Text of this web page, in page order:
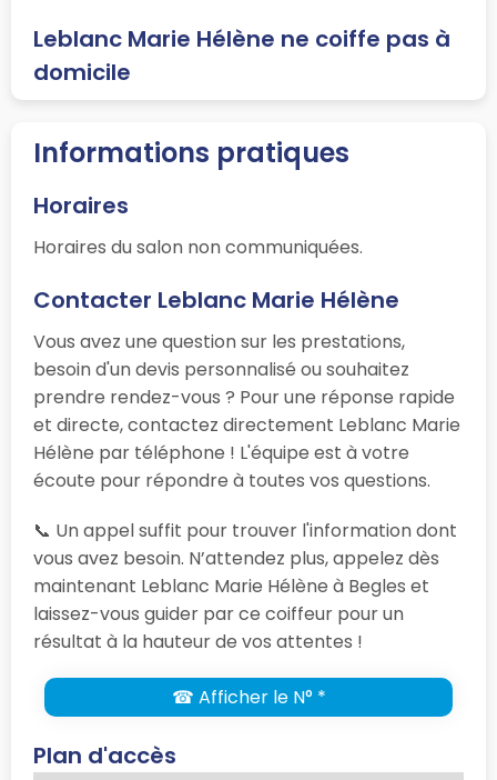
Leblanc Marie Hélène ne coiffe pas à
domicile
Informations pratiques
Horaires
Horaires du salon non communiquées.
Contacter Leblanc Marie Hélène
Vous avez une question sur les prestations,
besoin d'un devis personnalisé ou souhaitez
prendre rendez-vous ? Pour une réponse rapide
et directe, contactez directement Leblanc Marie
Hélène par téléphone ! L'équipe est à votre
écoute pour répondre à toutes vos questions.
📞 Un appel suffit pour trouver l'information dont
vous avez besoin. N’attendez plus, appelez dès
maintenant Leblanc Marie Hélène à Begles et
laissez-vous guider par ce coiffeur pour un
résultat à la hauteur de vos attentes !
☎ Afficher le N° *
Plan d'accès